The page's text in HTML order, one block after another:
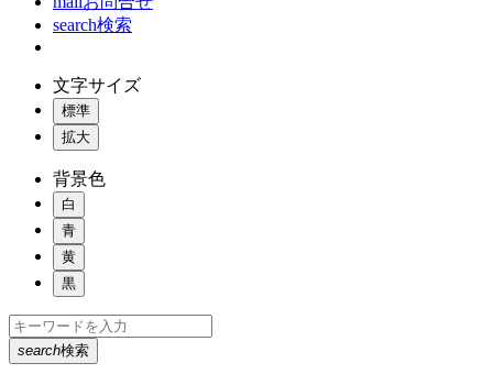
search検索
文字サイズ
標準
拡大
背景色
白
青
黄
黒
search検索